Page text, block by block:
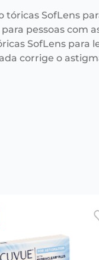
tóricas SofLens
pessoas com
SofLens para
corrige o